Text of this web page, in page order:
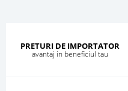
PRETURI DE IMPORTATOR
avantaj in beneficiul tau